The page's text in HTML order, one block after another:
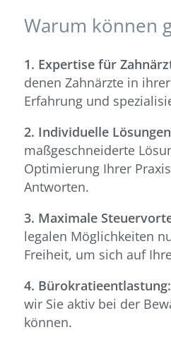
Warum können
1. Expertise für
denen Zahnärzte in
Erfahrung und
2. Individuelle
maßgeschneiderte
Optimierung Ihrer
Antworten.
3. Maximale
legalen Möglichkeiten
Freiheit, um sich auf
4. Bürokratieentlastung:
wir Sie aktiv bei der
können.
Steuerberatung für
Steuerservice